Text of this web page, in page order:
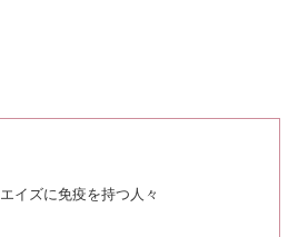
エイズに免疫を持つ人々